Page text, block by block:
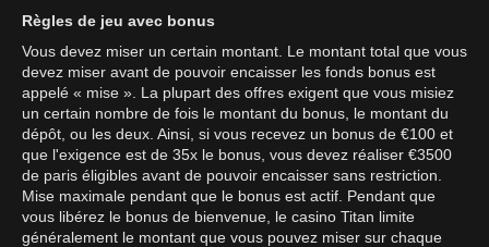
Règles de jeu avec bonus
Vous devez miser un certain montant. Le montant total que vous
devez miser avant de pouvoir encaisser les fonds bonus est
appelé « mise ». La plupart des offres exigent que vous misiez
un certain nombre de fois le montant du bonus, le montant du
dépôt, ou les deux. Ainsi, si vous recevez un bonus de €100 et
que l'exigence est de 35x le bonus, vous devez réaliser €3500
de paris éligibles avant de pouvoir encaisser sans restriction.
Mise maximale pendant que le bonus est actif. Pendant que
vous libérez le bonus de bienvenue, le casino Titan limite
généralement le montant que vous pouvez miser sur chaque